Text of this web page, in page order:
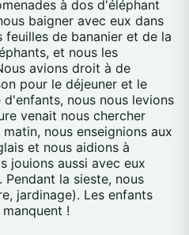
à dos d'éléphant
baigner avec eux dans
feuilles de bananier et de la
et nous les
avions droit à de
pour le déjeuner et le
nous nous levions
venait nous chercher
nous enseignions aux
et nous aidions à
jouions aussi avec eux
Pendant la sieste, nous
jardinage). Les enfants
!